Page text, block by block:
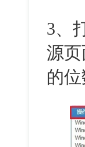
3、
源
的